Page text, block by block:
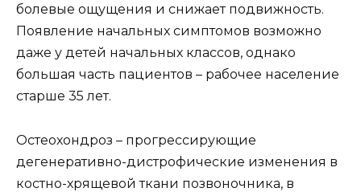
болевые ощущения и снижает подвижность.
Появление начальных симптомов возможно
даже у детей начальных классов, однако
большая часть пациентов – рабочее население
старше 35 лет.
Остеохондроз – прогрессирующие
дегенеративно-дистрофические изменения в
костно-хрящевой ткани позвоночника, в